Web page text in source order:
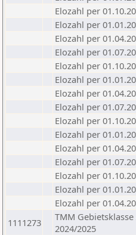
Elozahl per
Elozahl per
Elozahl per
Elozahl per
Elozahl per
Elozahl per
Elozahl per
Elozahl per
Elozahl per
Elozahl per
Elozahl per
Elozahl per
Elozahl per
Elozahl per
Elozahl per
1111273
TMM
2024/2025